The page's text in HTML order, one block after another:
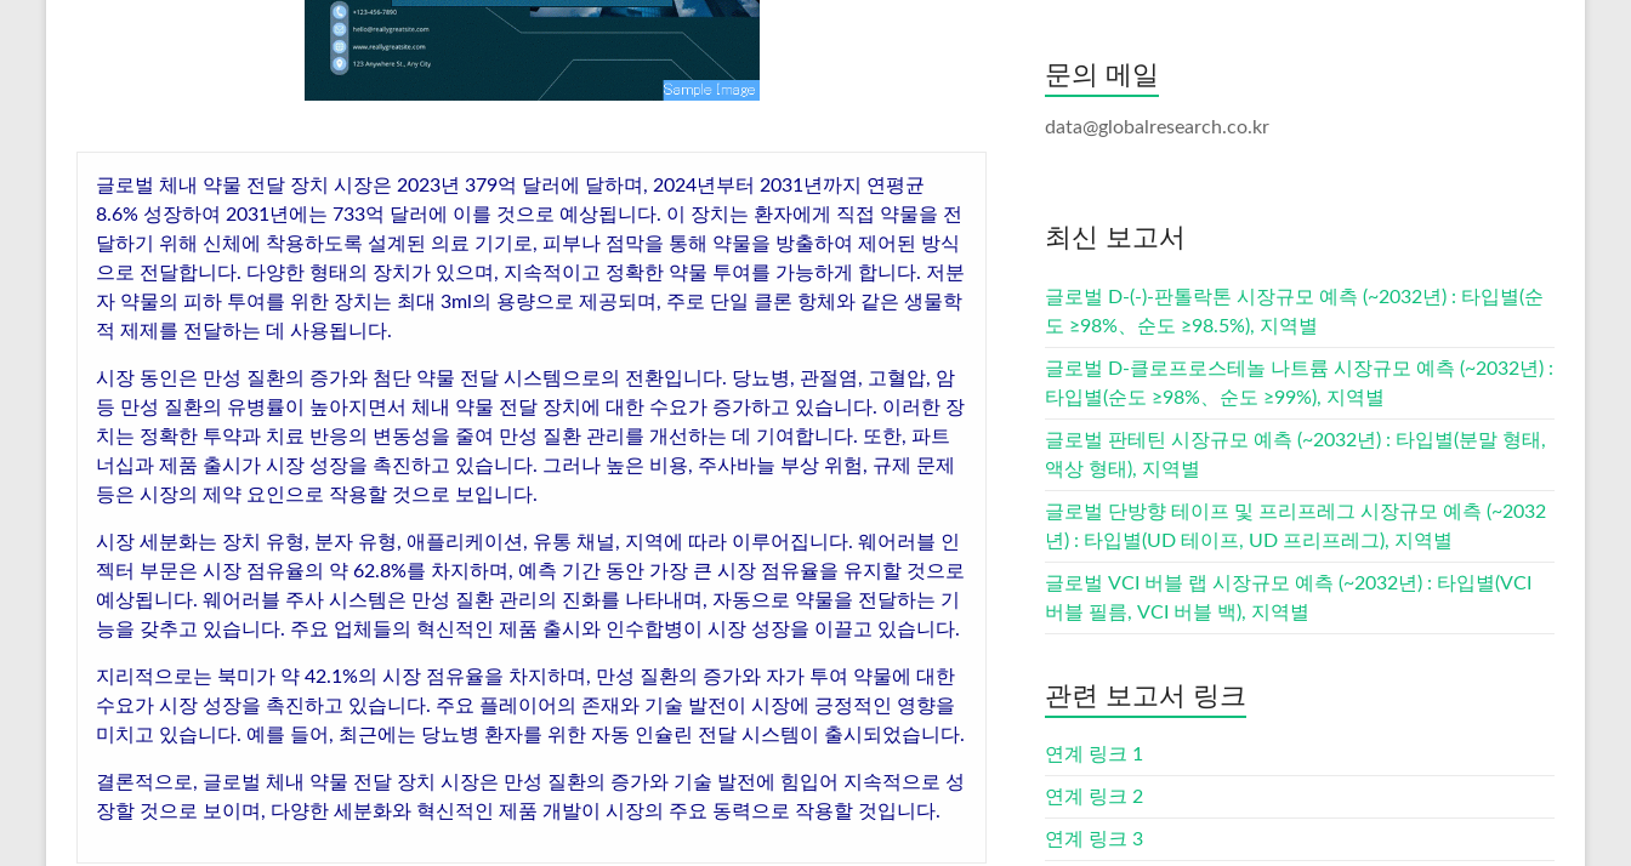
글로벌 체내 약물 전달 장치 시장은 2023년 379억 달러에 달하며, 2024년부터 2031년까지 연평균
8.6% 성장하여 2031년에는 733억 달러에 이를 것으로 예상됩니다. 이 장치는 환자에게 직접 약물을 전
달하기 위해 신체에 착용하도록 설계된 의료 기기로, 피부나 점막을 통해 약물을 방출하여 제어된 방식
으로 전달합니다. 다양한 형태의 장치가 있으며, 지속적이고 정확한 약물 투여를 가능하게 합니다. 저분
자 약물의 피하 투여를 위한 장치는 최대 3ml의 용량으로 제공되며, 주로 단일 클론 항체와 같은 생물학
적 제제를 전달하는 데 사용됩니다.
시장 동인은 만성 질환의 증가와 첨단 약물 전달 시스템으로의 전환입니다. 당뇨병, 관절염, 고혈압, 암
등 만성 질환의 유병률이 높아지면서 체내 약물 전달 장치에 대한 수요가 증가하고 있습니다. 이러한 장
치는 정확한 투약과 치료 반응의 변동성을 줄여 만성 질환 관리를 개선하는 데 기여합니다. 또한, 파트
너십과 제품 출시가 시장 성장을 촉진하고 있습니다. 그러나 높은 비용, 주사바늘 부상 위험, 규제 문제
등은 시장의 제약 요인으로 작용할 것으로 보입니다.
시장 세분화는 장치 유형, 분자 유형, 애플리케이션, 유통 채널, 지역에 따라 이루어집니다. 웨어러블 인
젝터 부문은 시장 점유율의 약 62.8%를 차지하며, 예측 기간 동안 가장 큰 시장 점유율을 유지할 것으로
예상됩니다. 웨어러블 주사 시스템은 만성 질환 관리의 진화를 나타내며, 자동으로 약물을 전달하는 기
능을 갖추고 있습니다. 주요 업체들의 혁신적인 제품 출시와 인수합병이 시장 성장을 이끌고 있습니다.
지리적으로는 북미가 약 42.1%의 시장 점유율을 차지하며, 만성 질환의 증가와 자가 투여 약물에 대한
수요가 시장 성장을 촉진하고 있습니다. 주요 플레이어의 존재와 기술 발전이 시장에 긍정적인 영향을
미치고 있습니다. 예를 들어, 최근에는 당뇨병 환자를 위한 자동 인슐린 전달 시스템이 출시되었습니다.
결론적으로, 글로벌 체내 약물 전달 장치 시장은 만성 질환의 증가와 기술 발전에 힘입어 지속적으로 성
장할 것으로 보이며, 다양한 세분화와 혁신적인 제품 개발이 시장의 주요 동력으로 작용할 것입니다.
문의 메일
data@globalresearch.co.kr
최신 보고서
글로벌 D-(-)-판톨락톤 시장규모 예측 (~2032년) : 타입별(순
도 ≥98%、순도 ≥98.5%), 지역별
글로벌 D-클로프로스테놀 나트륨 시장규모 예측 (~2032년) :
타입별(순도 ≥98%、순도 ≥99%), 지역별
글로벌 판테틴 시장규모 예측 (~2032년) : 타입별(분말 형태,
액상 형태), 지역별
글로벌 단방향 테이프 및 프리프레그 시장규모 예측 (~2032
년) : 타입별(UD 테이프, UD 프리프레그), 지역별
글로벌 VCI 버블 랩 시장규모 예측 (~2032년) : 타입별(VCI
버블 필름, VCI 버블 백), 지역별
관련 보고서 링크
연계 링크 1
연계 링크 2
연계 링크 3